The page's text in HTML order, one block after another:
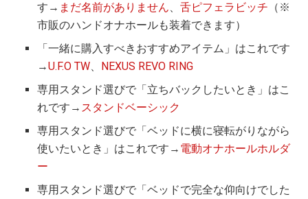
す→ まだ名前がありません、舌ピフェラビッチ （※
市販のハンドオナホールも装着できます）
「一緒に購入すべきおすすめアイテム」はこれです
→U.F.O TW、 NEXUS REVO RING
専用スタンド選びで「立ちバックしたいとき」はこ
れです→ スタンドベーシック
専用スタンド選びで「ベッドに横に寝転がりながら
使いたいとき」はこれです→ 電動オナホールホルダ
ー
専用スタンド選びで「ベッドで完全な仰向けでした